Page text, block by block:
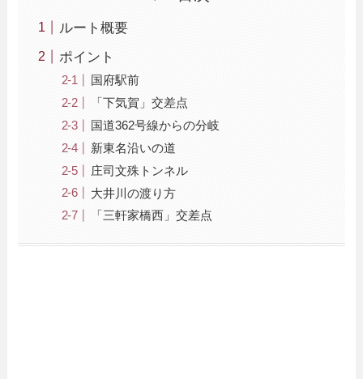
ルート概要
ポイント
国府駅前
「下気賀」交差点
国道362号線からの分岐
新東名沿いの道
庄司文殊トンネル
大井川の渡り方
「三軒家橋西」交差点